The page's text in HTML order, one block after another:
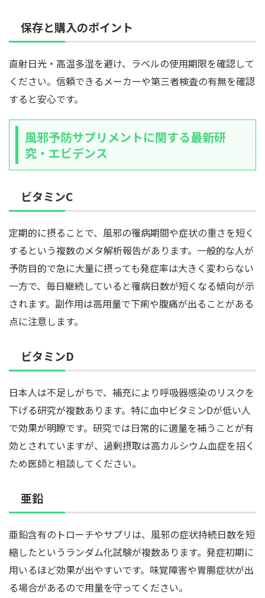
保存と購入のポイント
直射日光・高温多湿を避け、ラベルの使用期限を確認して
ください。信頼できるメーカーや第三者検査の有無を確認
すると安心です。
風邪予防サプリメントに関する最新研
究・エビデンス
ビタミンC
定期的に摂ることで、風邪の罹病期間や症状の重さを短く
するという複数のメタ解析報告があります。一般的な人が
予防目的で急に大量に摂っても発症率は大きく変わらない
一方で、毎日継続していると罹病日数が短くなる傾向が示
されます。副作用は高用量で下痢や腹痛が出ることがある
点に注意します。
ビタミンD
日本人は不足しがちで、補充により呼吸器感染のリスクを
下げる研究が複数あります。特に血中ビタミンDが低い人
で効果が明瞭です。研究では日常的に適量を補うことが有
効とされていますが、過剰摂取は高カルシウム血症を招く
ため医師と相談してください。
亜鉛
亜鉛含有のトローチやサプリは、風邪の症状持続日数を短
縮したというランダム化試験が複数あります。発症初期に
用いるほど効果が出やすいです。味覚障害や胃腸症状が出
る場合があるので用量を守ってください。